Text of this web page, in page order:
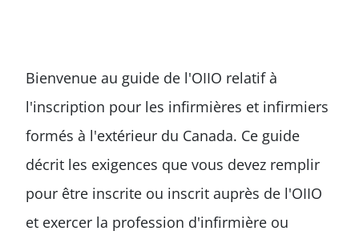
Bienvenue au guide de l'OIIO relatif à
l'inscription pour les infirmières et infirmiers
formés à l'extérieur du Canada. Ce guide
décrit les exigences que vous devez remplir
pour être inscrite ou inscrit auprès de l'OIIO
et exercer la profession d'infirmière ou